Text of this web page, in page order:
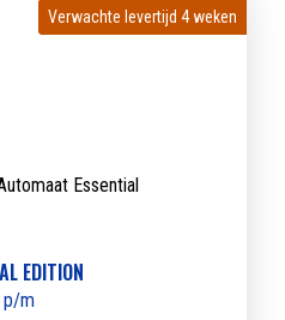
Verwachte levertijd 4 weken
Verwachte levertijd 4 weken
EDITION
p/m